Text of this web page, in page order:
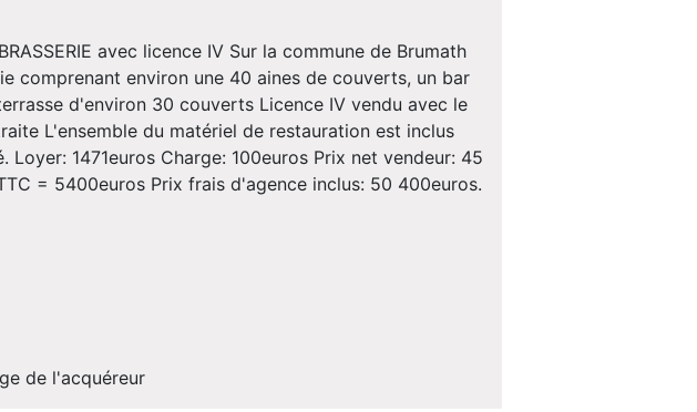
avec licence IV Sur la commune de Brumath
comprenant environ une 40 aines de couverts, un bar
d'environ 30 couverts Licence IV vendu avec le
L'ensemble du matériel de restauration est inclus
1471euros Charge: 100euros Prix net vendeur: 45
= 5400euros Prix frais d'agence inclus: 50 400euros.
de l'acquéreur